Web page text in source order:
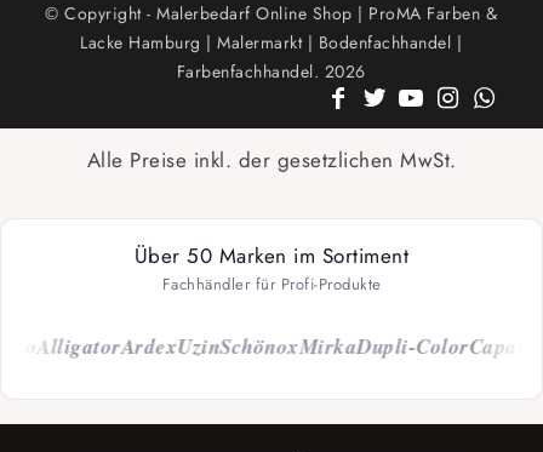
© Copyright - Malerbedarf Online Shop | ProMA Farben &
Lacke Hamburg | Malermarkt | Bodenfachhandel |
Farbenfachhandel. 2026
Alle Preise inkl. der gesetzlichen MwSt.
Über 50 Marken im Sortiment
Fachhändler für Profi-Produkte
AlligatorArdexUzinSchönoxMirkaDupli-ColorCaparol